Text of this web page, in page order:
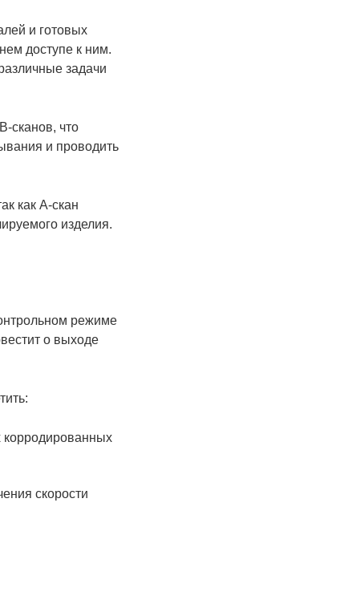
и готовых
доступе к ним.
задачи
сканов, что
и проводить
как А-скан
изделия.
режиме
о выходе
корродированных
скорости